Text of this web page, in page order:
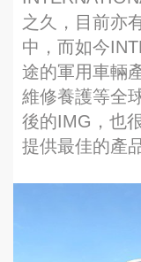
之久，目前亦
中，而如今
途的軍用車輛
維修養護等全
後的IMG，也
提供最佳的產品